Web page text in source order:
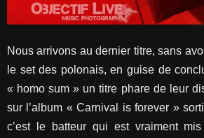
Nous arrivons au dernier titre, sans
le set des polonais, en guise de
« homo sum » un titre phare de leur
sur l’album « Carnival is forever »
c’est le batteur qui est vraiment